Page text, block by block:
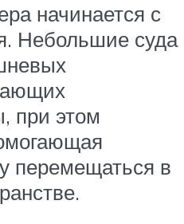
начинается с
Небольшие суда
при этом
перемещаться в